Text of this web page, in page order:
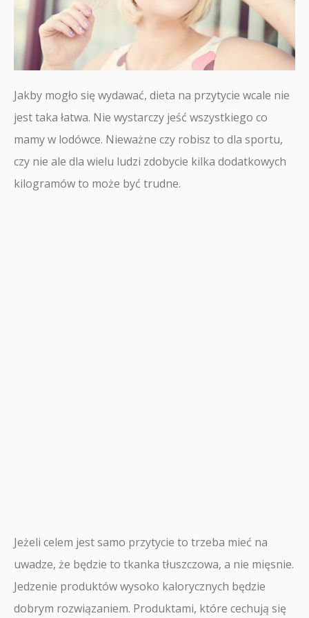
Jakby mogło się wydawać, dieta na przytycie wcale nie
jest taka łatwa. Nie wystarczy jeść wszystkiego co
mamy w lodówce. Nieważne czy robisz to dla sportu,
czy nie ale dla wielu ludzi zdobycie kilka dodatkowych
kilogramów to może być trudne.
Jeżeli celem jest samo przytycie to trzeba mieć na
uwadze, że będzie to tkanka tłuszczowa, a nie mięsnie.
Jedzenie produktów wysoko kalorycznych będzie
dobrym rozwiązaniem. Produktami, które cechują się